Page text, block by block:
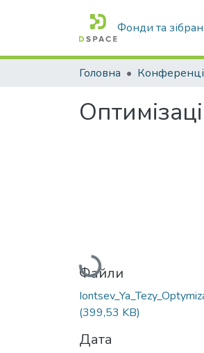
Фонди та
Головна
Вантажиться...
Файли
(399,53 KB)
Дата